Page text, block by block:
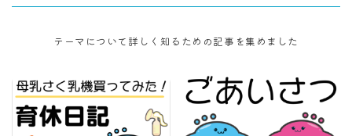
テーマについて詳しく知るための記事を集めました